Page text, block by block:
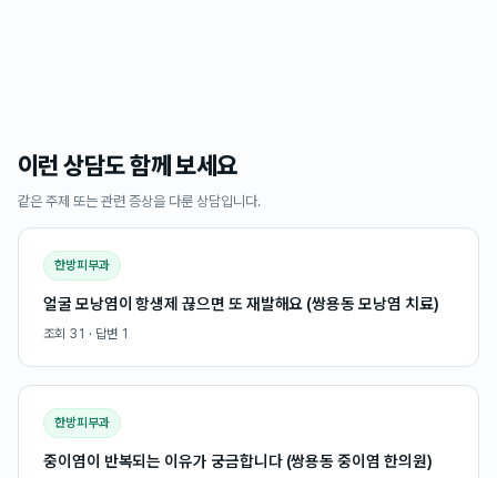
이런 상담도 함께 보세요
같은 주제 또는 관련 증상을 다룬 상담입니다.
한방피부과
얼굴 모낭염이 항생제 끊으면 또 재발해요 (쌍용동 모낭염 치료)
조회 31 · 답변 1
한방피부과
중이염이 반복되는 이유가 궁금합니다 (쌍용동 중이염 한의원)